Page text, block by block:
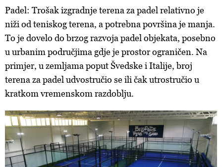
Padel: Trošak izgradnje terena za padel relativno je
niži od teniskog terena, a potrebna površina je manja.
To je dovelo do brzog razvoja padel objekata, posebno
u urbanim područjima gdje je prostor ograničen. Na
primjer, u zemljama poput Švedske i Italije, broj
terena za padel udvostručio se ili čak utrostručio u
kratkom vremenskom razdoblju.